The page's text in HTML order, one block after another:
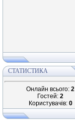
СТАТИСТИКА
Онлайн всього: 2
Гостей: 2
Користувачів: 0